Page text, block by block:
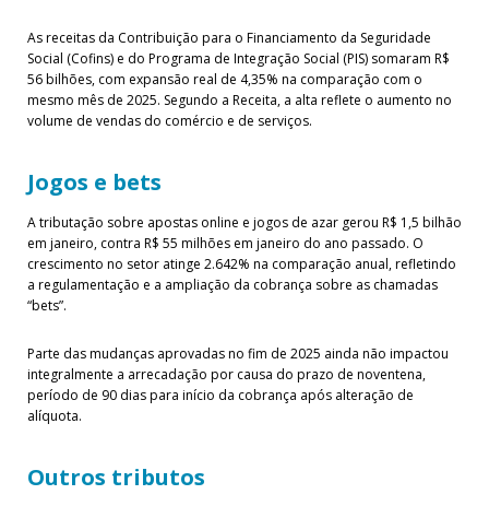
As receitas da Contribuição para o Financiamento da Seguridade
Social (Cofins) e do Programa de Integração Social (PIS) somaram R$
56 bilhões, com expansão real de 4,35% na comparação com o
mesmo mês de 2025. Segundo a Receita, a alta reflete o aumento no
volume de vendas do comércio e de serviços.
Jogos e bets
A tributação sobre apostas online e jogos de azar gerou R$ 1,5 bilhão
em janeiro, contra R$ 55 milhões em janeiro do ano passado. O
crescimento no setor atinge 2.642% na comparação anual, refletindo
a regulamentação e a ampliação da cobrança sobre as chamadas
“bets”.
Parte das mudanças aprovadas no fim de 2025 ainda não impactou
integralmente a arrecadação por causa do prazo de noventena,
período de 90 dias para início da cobrança após alteração de
alíquota.
Outros tributos